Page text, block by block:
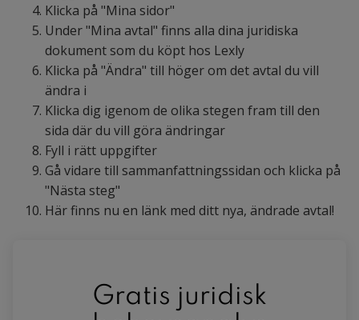
Klicka på "Mina sidor"
Under "Mina avtal" finns alla dina juridiska
dokument som du köpt hos Lexly
Klicka på "Ändra" till höger om det avtal du vill
ändra i
Klicka dig igenom de olika stegen fram till den
sida där du vill göra ändringar
Fyll i rätt uppgifter
Gå vidare till sammanfattningssidan och klicka på
"Nästa steg"
Här finns nu en länk med ditt nya, ändrade avtal!
Gratis juridisk